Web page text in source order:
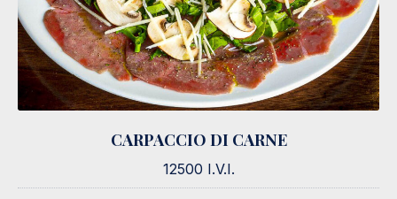
CARPACCIO DI CARNE
12500 I.V.I.